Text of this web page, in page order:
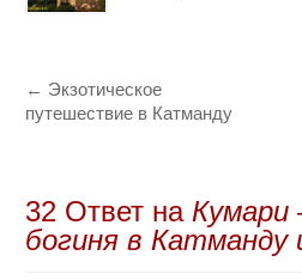
← Экзотическое
путешествие в Катманду
32 Oтвет на
богиня в Катманду